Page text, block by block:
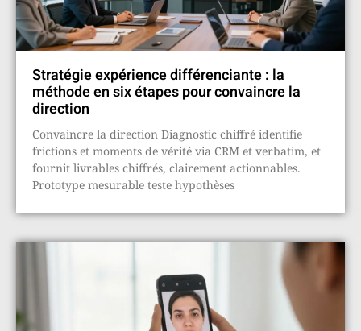
Stratégie expérience différenciante : la
méthode en six étapes pour convaincre la
direction
Convaincre la direction Diagnostic chiffré identifie
frictions et moments de vérité via CRM et verbatim, et
fournit livrables chiffrés, clairement actionnables.
Prototype mesurable teste hypothèses